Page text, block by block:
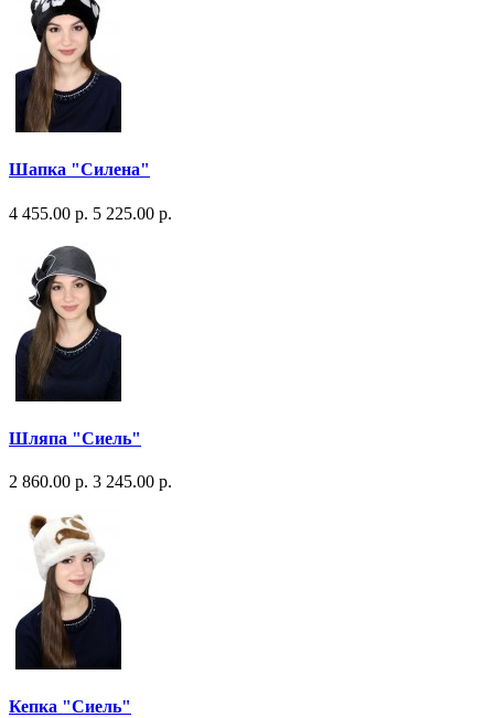
Шапка "Силена"
4 455.00 р. 5 225.00 р.
Шляпа "Сиель"
2 860.00 р. 3 245.00 р.
Кепка "Сиель"